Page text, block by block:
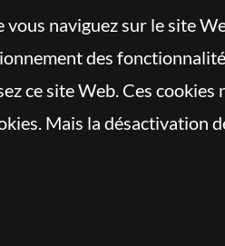
naviguez sur le site
des
ce site Web. Ces
Mais la désactivation